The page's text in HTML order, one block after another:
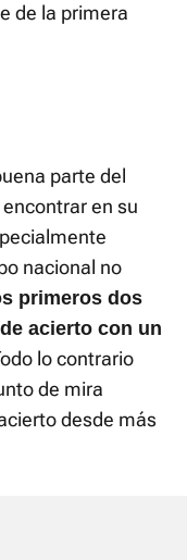
de la primera
parte del
en su
nacional no
primeros dos
acierto con un
lo contrario
de mira
desde más